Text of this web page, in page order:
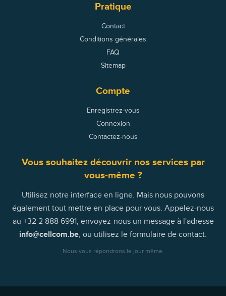
Pratique
Contact
Conditions générales
FAQ
Sitemap
Compte
Enregistrez-vous
Connexion
Contactez-nous
Vous souhaitez découvrir nos services par
vous-même ?
Utilisez notre interface en ligne. Mais nous pouvons
également tout mettre en place pour vous. Appelez-nous
au +32 2 888 6991, envoyez-nous un message à l'adresse
info@cellcom.be, ou utilisez le formulaire de contact.
Nous vous répondrons le jour même.